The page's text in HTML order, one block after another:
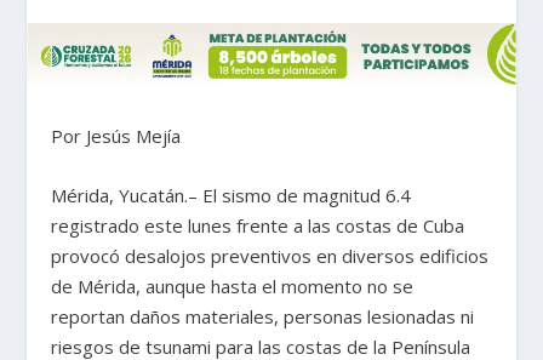
Por Jesús Mejía
Mérida, Yucatán.– El sismo de magnitud 6.4
registrado este lunes frente a las costas de Cuba
provocó desalojos preventivos en diversos edificios
de Mérida, aunque hasta el momento no se
reportan daños materiales, personas lesionadas ni
riesgos de tsunami para las costas de la Península